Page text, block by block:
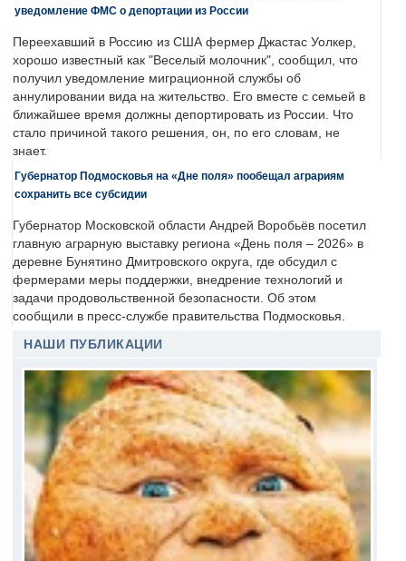
уведомление ФМС о депортации из России
Переехавший в Россию из США фермер Джастас Уолкер,
хорошо известный как "Веселый молочник", сообщил, что
получил уведомление миграционной службы об
аннулировании вида на жительство. Его вместе с семьей в
ближайшее время должны депортировать из России. Что
стало причиной такого решения, он, по его словам, не
знает.
Губернатор Подмосковья на «Дне поля» пообещал аграриям
сохранить все субсидии
Губернатор Московской области Андрей Воробьёв посетил
главную аграрную выставку региона «День поля – 2026» в
деревне Бунятино Дмитровского округа, где обсудил с
фермерами меры поддержки, внедрение технологий и
задачи продовольственной безопасности. Об этом
сообщили в пресс-службе правительства Подмосковья.
НАШИ ПУБЛИКАЦИИ